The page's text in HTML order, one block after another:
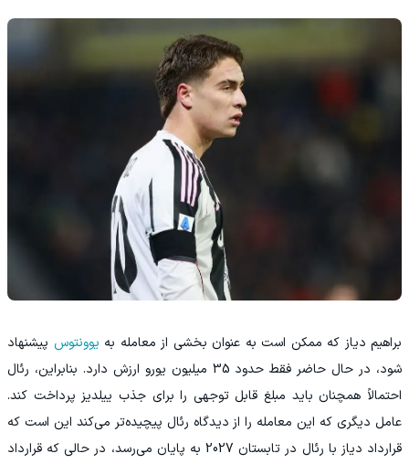
براهیم دیاز که ممکن است به عنوان بخشی از معامله به یوونتوس پیشنهاد
شود، در حال حاضر فقط حدود 35 میلیون یورو ارزش دارد. بنابراین، رئال
احتمالاً همچنان باید مبلغ قابل توجهی را برای جذب ییلدیز پرداخت کند.
عامل دیگری که این معامله را از دیدگاه رئال پیچیده‌تر می‌کند این است که
قرارداد دیاز با رئال در تابستان 2027 به پایان می‌رسد، در حالی که قرارداد